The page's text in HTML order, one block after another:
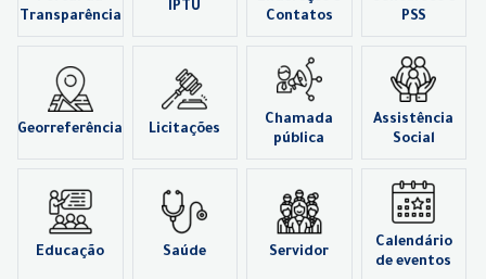
Transparência
IPTU
Contatos
PSS
Georreferência Licitações
Chamada
pública
Assistência
Social
Educação Saúde Servidor
Calendário
de eventos